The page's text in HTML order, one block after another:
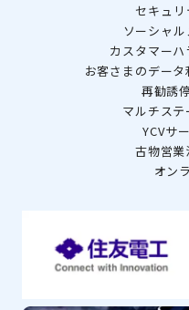
セキュ
ソーシャ
カスタマー
お客さまのデー
再勧誘
マルチス
YCVサ
古物営
オン